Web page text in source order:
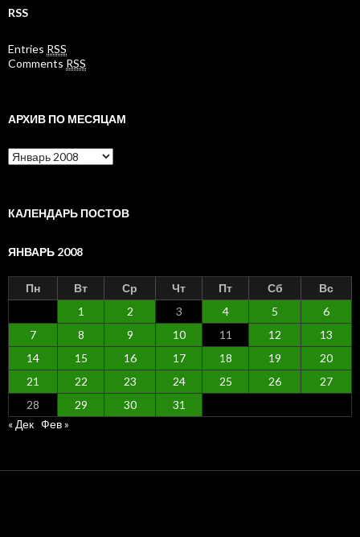
RSS
Entries RSS
Comments RSS
АРХИВ ПО МЕСЯЦАМ
Архив
по
КАЛЕНДАРЬ ПОСТОВ
ЯНВАРЬ 2008
Пн Вт Ср Чт Пт Сб
Вс
1
2 3 4 5
6
7
8 9 10 11 12
13
14
15 16 17 18 19
20
21
22 23 24 25 26
27
28
29 30
31
« Дек Фев »